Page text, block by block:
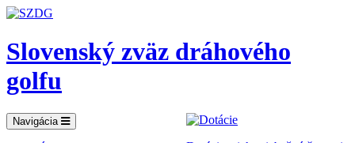
Slovenský zväz dráhového
golfu
Navigácia